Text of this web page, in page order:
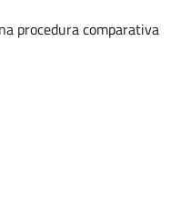
procedura comparativa